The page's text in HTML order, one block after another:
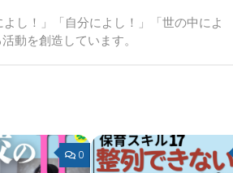
し！」「自分によし！」「世の中によ
動を創造しています。
0